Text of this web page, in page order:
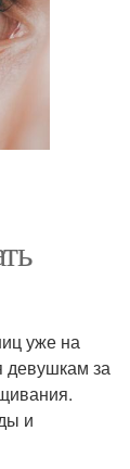
уже на
девушкам за
и